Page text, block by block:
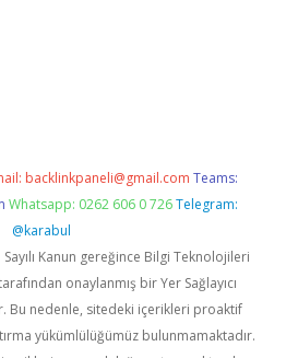
backlinkpaneli@gmail.com Teams:
Whatsapp: 0262 606 0 726 Telegram:
@karabul
Kanun gereğince Bilgi Teknolojileri
onaylanmış bir Yer Sağlayıcı
Bu nedenle, sitedeki içerikleri proaktif
yükümlülüğümüz bulunmamaktadır.